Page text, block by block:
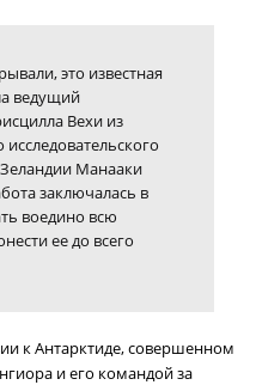
это известная
ведущий
Вехи из
исследовательского
Манааки
заключалась в
воедино всю
ее до всего
к Антарктиде, совершенном
и его командой за